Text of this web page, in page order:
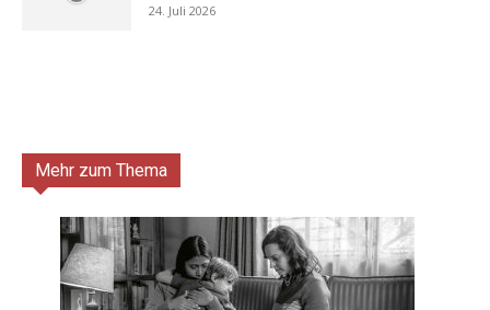
24. Juli 2026
Mehr zum Thema